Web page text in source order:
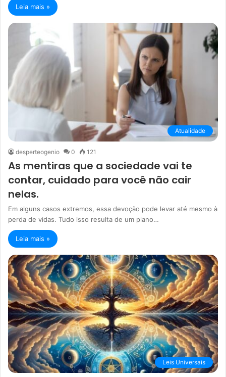
Leia mais »
Atualidade
desperteogenio 0 121
As mentiras que a sociedade vai te
contar, cuidado para você não cair
nelas.
Em alguns casos extremos, essa devoção pode levar até mesmo à
perda de vidas. Tudo isso resulta de um plano…
Leia mais »
Leis Universais